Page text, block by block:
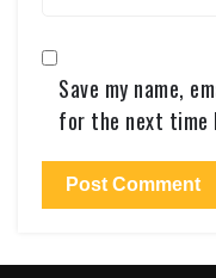
Save my name,
for the next time